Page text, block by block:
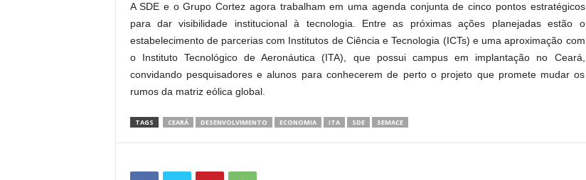
A SDE e o Grupo Cortez agora trabalham em uma agenda conjunta de cinco pontos estratégicos
para dar visibilidade institucional à tecnologia. Entre as próximas ações planejadas estão o
estabelecimento de parcerias com Institutos de Ciência e Tecnologia (ICTs) e uma aproximação com
o Instituto Tecnológico de Aeronáutica (ITA), que possui campus em implantação no Ceará,
convidando pesquisadores e alunos para conhecerem de perto o projeto que promete mudar os
rumos da matriz eólica global.
TAGS CEARÁ DESENVOLVIMENTO ECONOMIA ITA SDE SEMACE